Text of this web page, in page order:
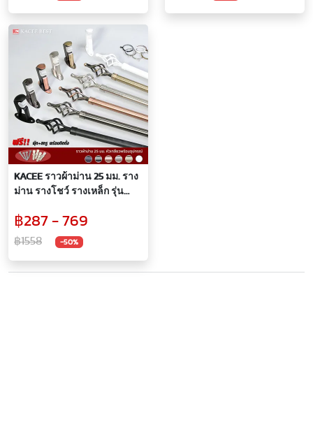
KACEE ราวผ้าม่าน 25 มม. ราง
ม่าน รางโชว์ รางเหล็ก รุ่น
฿287 - 769
฿1558 -50%